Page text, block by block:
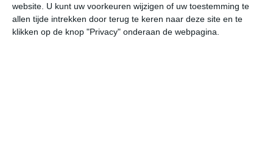
website. U kunt uw voorkeuren wijzigen of uw toestemming te
allen tijde intrekken door terug te keren naar deze site en te
klikken op de knop "Privacy" onderaan de webpagina.
11:00 14:00 17:00 20:00 23:00